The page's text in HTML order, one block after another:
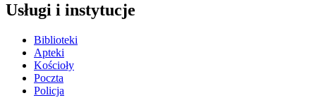
Usługi i instytucje
Biblioteki
Apteki
Kościoły
Poczta
Policja